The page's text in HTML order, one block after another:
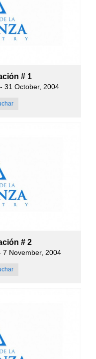
# 1
- 31 October, 2004
# 2
November, 2004